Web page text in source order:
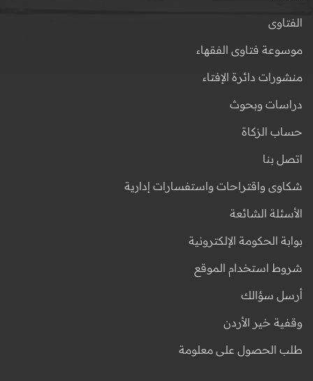
الفتاوى
موسوعة فتاوى الفقهاء
منشورات دائرة الإفتاء
دراسات وبحوث
حساب الزكاة
اتصل بنا
شكاوى واقتراحات واستفسارات إدارية
الأسئلة الشائعة
بوابة الحكومة الإلكترونية
شروط استخدام الموقع
أرسل سؤالك
وقفية خير الأردن
طلب الحصول على معلومة